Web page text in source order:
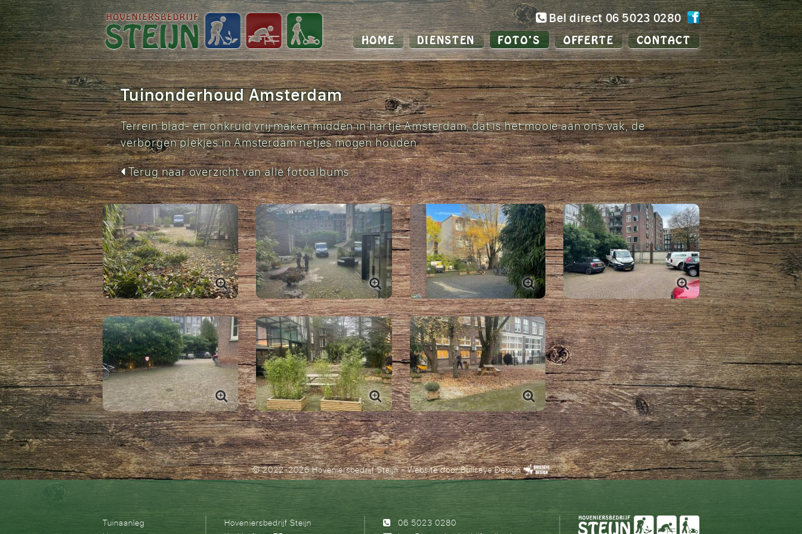
Bel direct 06 5023 0280
HOME DIENSTEN FOTO’S OFFERTE CONTACT
Tuinonderhoud Amsterdam
Terrein blad- en onkruid vrij maken midden in hartje Amsterdam, dat is het mooie aan ons vak, de
verborgen plekjes in Amsterdam netjes mogen houden
Terug naar overzicht van alle fotoalbums
© 2022-2026 Hoveniersbedrijf Steijn- Website doorBullseye Design
Tuinaanleg
Hoveniersbedrijf Steijn
06 5023 0280